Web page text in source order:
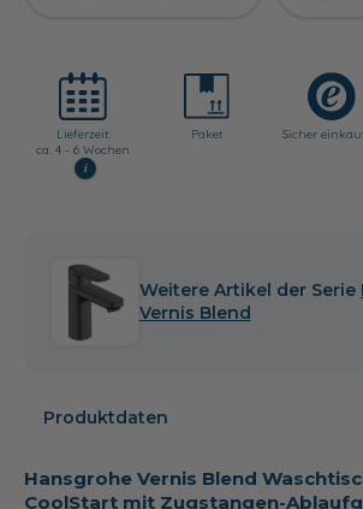
Lieferzeit:
ca. 4 - 6 Wochen
i
Paket Sicher
Weitere Artikel der Serie
Vernis Blend
Produktdaten
Hansgrohe Vernis Blend
CoolStart mit Zugstangen-